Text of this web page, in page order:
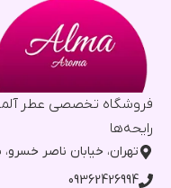
فروشگاه تخصصی عطر آلما
رایحه‌ها
تهران، خیابان ناصر خسرو،
09362426994